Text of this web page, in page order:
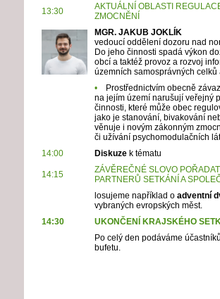
13:30
AKTUÁLNÍ OBLASTI
ZMOCNĚNÍ
MGR. JAKUB JOKLÍK
vedoucí oddělení dozoru nad
Do jeho činnosti spadá výkon
obcí a taktéž provoz a rozvoj
územních samosprávných
•
Prostřednictvím obecně
na jejím území narušují veřejný
činnosti, které může obec
jako je stanování, bivakování
věnuje i novým zákonným
či užívání psychomodulačních
14:00
Diskuzek tématu
14:15
ZÁVĚREČNÉ SLOVO
PARTNERŮ SETKÁNÍ A
losujeme například o adventní
vybraných evropských měst.
14:30
UKONČENÍ KRAJSKÉHO
Po celý den podáváme
bufetu.